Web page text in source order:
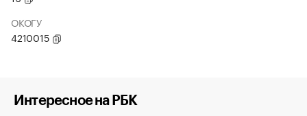
ОКОГУ
4210015
Интересное на РБК